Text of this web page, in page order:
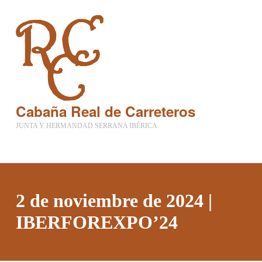
Cabaña Real de Carreteros
JUNTA Y HERMANDAD SERRANA IBÉRICA
2 de noviembre de 2024 |
IBERFOREXPO’24